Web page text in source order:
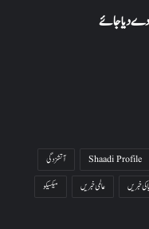
دیا جائے
Shaadi Profile
آتشزدگی
کی خبریں عالمی خبریں
میکسیکو